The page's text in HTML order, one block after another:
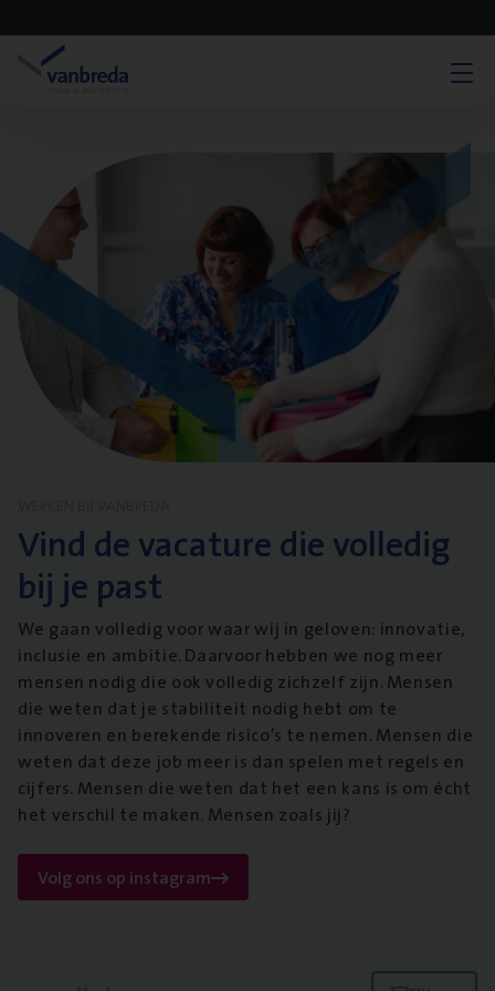
Vind de vacature die volledig
bij je past
We gaan volledig voor waar wij in geloven: innovatie,
inclusie en ambitie. Daarvoor hebben we nog meer
mensen nodig die ook volledig zichzelf zijn. Mensen
die weten dat je stabiliteit nodig hebt om te
innoveren en berekende risico’s te nemen. Mensen die
weten dat deze job meer is dan spelen met regels en
cijfers. Mensen die weten dat het een kans is om écht
het verschil te maken. Mensen zoals jij?
Volg ons op instagram